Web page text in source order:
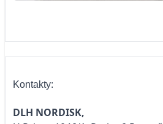
Kontakty:
DLH NORDISK,